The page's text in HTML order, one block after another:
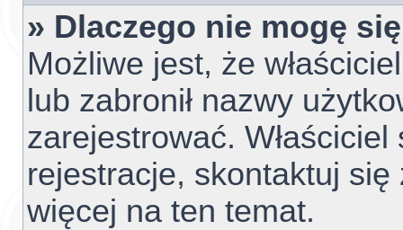
» Dlaczego nie mogę
Możliwe jest, że
lub zabronił nazwy
zarejestrować.
rejestracje, skontaktuj
więcej na ten temat.